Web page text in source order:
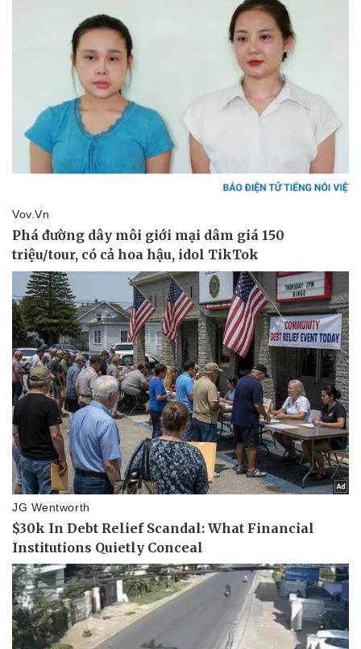
Lịch thi đấu bóng đá
Thế giới thể thao
eSports
Ô tô - Xe máy
Xe máy